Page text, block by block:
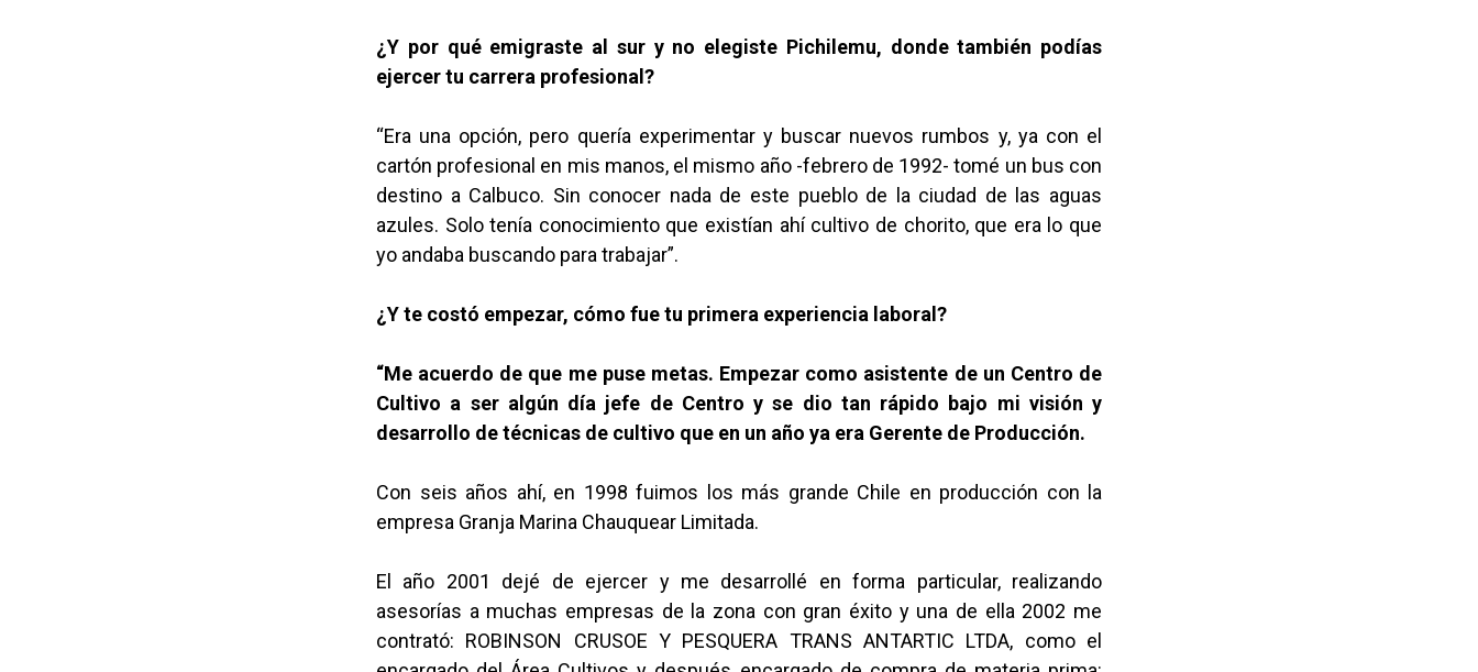
¿Y por qué emigraste al sur y no elegiste Pichilemu, donde también podías
ejercer tu carrera profesional?
“Era una opción, pero quería experimentar y buscar nuevos rumbos y, ya con el
cartón profesional en mis manos, el mismo año -febrero de 1992- tomé un bus con
destino a Calbuco. Sin conocer nada de este pueblo de la ciudad de las aguas
azules. Solo tenía conocimiento que existían ahí cultivo de chorito, que era lo que
yo andaba buscando para trabajar”.
¿Y te costó empezar, cómo fue tu primera experiencia laboral?
“Me acuerdo de que me puse metas. Empezar como asistente de un Centro de
Cultivo a ser algún día jefe de Centro y se dio tan rápido bajo mi visión y
desarrollo de técnicas de cultivo que en un año ya era Gerente de Producción.
Con seis años ahí, en 1998 fuimos los más grande Chile en producción con la
empresa Granja Marina Chauquear Limitada.
El año 2001 dejé de ejercer y me desarrollé en forma particular, realizando
asesorías a muchas empresas de la zona con gran éxito y una de ella 2002 me
contrató: ROBINSON CRUSOE Y PESQUERA TRANS ANTARTIC LTDA, como el